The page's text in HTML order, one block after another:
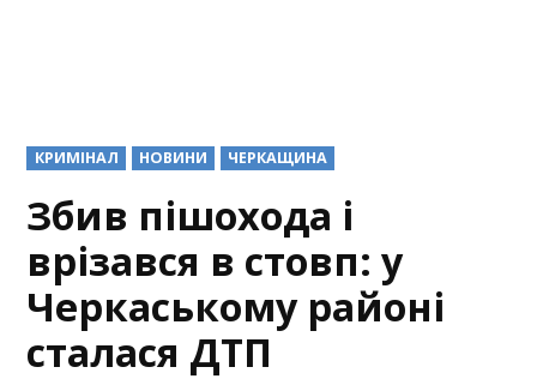
POSTED
IN
КРИМІНАЛ НОВИНИ ЧЕРКАЩИНА
Збив пішохода і
врізався в стовп: у
Черкаському районі
сталася ДТП